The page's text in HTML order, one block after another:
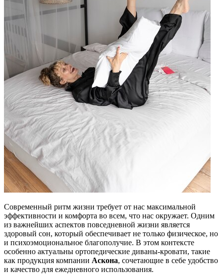
Современный ритм жизни требует от нас максимальной
эффективности и комфорта во всем, что нас окружает. Одним
из важнейших аспектов повседневной жизни является
здоровый сон, который обеспечивает не только физическое, но
и психоэмоциональное благополучие. В этом контексте
особенно актуальны ортопедические диваны-кровати, такие
как продукция компании Аскона, сочетающие в себе удобство
и качество для ежедневного использования.